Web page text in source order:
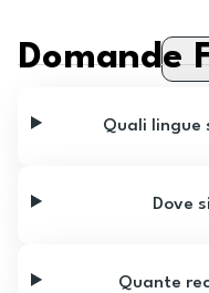
Domande
Quali lingue
Dove
Quante